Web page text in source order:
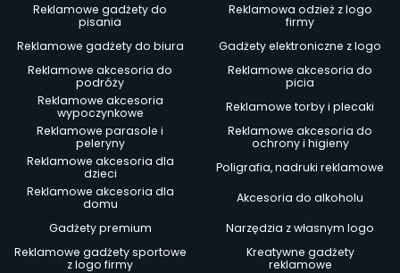
Reklamowe gadżety do
pisania
Reklamowa odzież z logo
firmy
Reklamowe gadżety do biura
Gadżety elektroniczne z logo
Reklamowe akcesoria do
podróży
Reklamowe akcesoria do
picia
Reklamowe akcesoria
wypoczynkowe
Reklamowe torby i plecaki
Reklamowe parasole i
peleryny
Reklamowe akcesoria do
ochrony i higieny
Reklamowe akcesoria dla
dzieci
Poligrafia, nadruki reklamowe
Reklamowe akcesoria dla
domu
Akcesoria do alkoholu
Gadżety premium
Narzędzia z własnym logo
Reklamowe gadżety sportowe
z logo firmy
Kreatywne gadżety
reklamowe